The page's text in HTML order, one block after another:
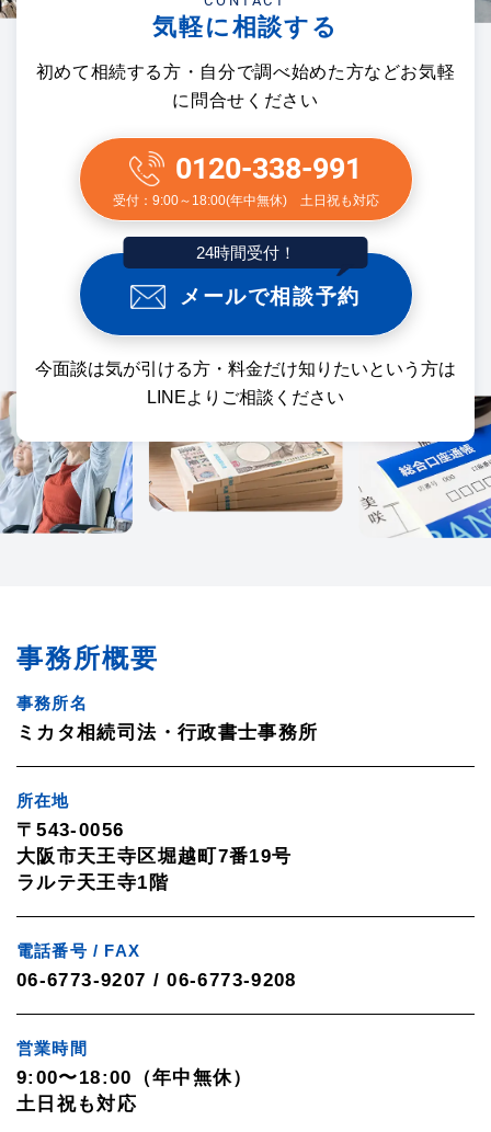
気軽に相談する
初めて相続する方・自分で調べ始めた方などお気軽
に問合せください
0120-338-991
受付：9:00～18:00(年中無休) 土日祝も対応
24時間受付！
メールで相談予約
今面談は気が引ける方・料金だけ知りたいという方は
LINEよりご相談ください
事務所概要
事務所名
ミカタ相続司法・行政書士事務所
所在地
〒543-0056
大阪市天王寺区堀越町7番19号
ラルテ天王寺1階
電話番号 / FAX
06-6773-9207 / 06-6773-9208
営業時間
9:00〜18:00（年中無休）
土日祝も対応